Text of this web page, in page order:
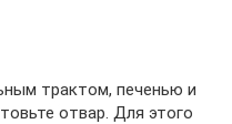
трактом, печенью и
отвар. Для этого